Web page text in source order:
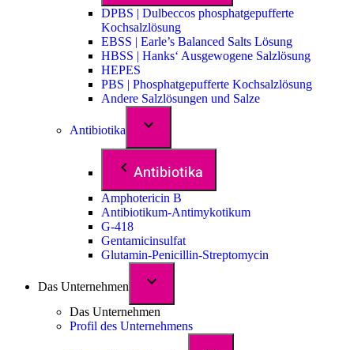
DPBS | Dulbeccos phosphatgepufferte
Kochsalzlösung
EBSS | Earle’s Balanced Salts Lösung
HBSS | Hanks‘ Ausgewogene Salzlösung
HEPES
PBS | Phosphatgepufferte Kochsalzlösung
Andere Salzlösungen und Salze
Antibiotika
Antibiotika
Amphotericin B
Antibiotikum-Antimykotikum
G-418
Gentamicinsulfat
Glutamin-Penicillin-Streptomycin
Das Unternehmen
Das Unternehmen
Profil des Unternehmens